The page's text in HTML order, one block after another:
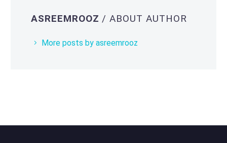
ASREEMROOZ / ABOUT AUTHOR
More posts by asreemrooz